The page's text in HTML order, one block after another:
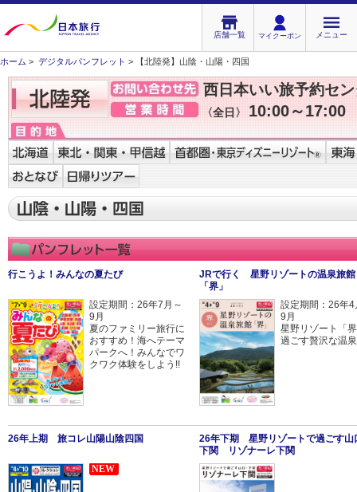
店舗一覧 マイクーポン メニュー
ホーム > デジタルパンフレット > 【北陸発】山陰・山陽・四国
西日本いい旅予約セ
〈全日〉 10:00～17:00
行こうよ！みんなの夏たび
JRで行く 星野リゾートの温泉旅館
「界」
設定期間：26年7月～
9月
夏のファミリー旅行に
おすすめ！海へテーマ
パークへ！みんなでワ
クワク体験をしよう!!
設定期間：26年4
9月
星野リゾート「
過ごす贅沢な温
26年上期 旅コレ山陽山陰四国
26年下期 星野リゾートで過ごす山
下関 リゾナーレ下関
NEW